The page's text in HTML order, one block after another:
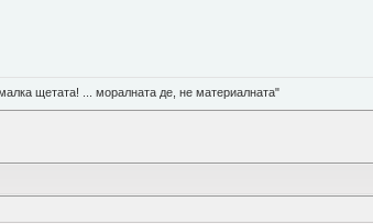
щетата! ... моралната де, не материалната"